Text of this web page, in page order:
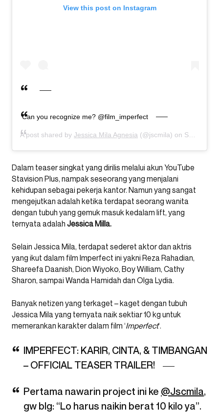
View this post on Instagram
Can you recognize me? @film_imperfect
A post shared by Jessica Mila Agnesia (@jscmila) on Sep 19, 2019 at 5:42am PDT
Dalam teaser singkat yang dirilis melalui akun YouTube
Stavision Plus, nampak seseorang yang menjalani
kehidupan sebagai pekerja kantor. Namun yang sangat
mengejutkan adalah ketika terdapat seorang wanita
dengan tubuh yang gemuk masuk kedalam lift, yang
ternyata adalah Jessica Milla.
Selain Jessica Mila, terdapat sederet aktor dan aktris
yang ikut dalam film Imperfect ini yakni Reza Rahadian,
Shareefa Daanish, Dion Wiyoko, Boy William, Cathy
Sharon, sampai Wanda Hamidah dan Olga Lydia.
Banyak netizen yang terkaget – kaget dengan tubuh
Jessica Mila yang ternyata naik sektiar 10 kg untuk
memerankan karakter dalam film ‘Imperfect‘.
IMPERFECT: KARIR, CINTA, & TIMBANGAN
– OFFICIAL TEASER TRAILER!
Pertama nawarin project ini ke @Jscmila,
gw blg: “Lo harus naikin berat 10 kilo ya”.